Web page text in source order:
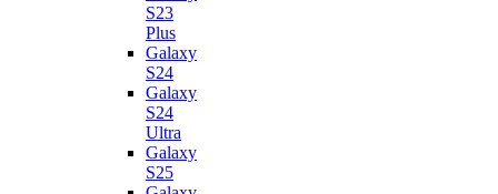
S23
Plus
Galaxy
S24
Galaxy
S24
Ultra
Galaxy
S25